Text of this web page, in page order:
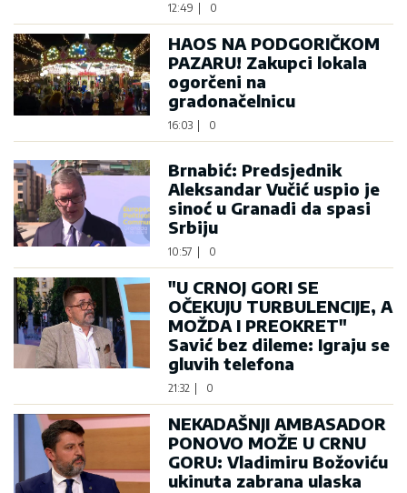
12:49 0
HAOS NA PODGORIČKOM
PAZARU! Zakupci lokala
ogorčeni na
gradonačelnicu
16:03 0
Brnabić: Predsjednik
Aleksandar Vučić uspio je
sinoć u Granadi da spasi
Srbiju
10:57 0
"U CRNOJ GORI SE
OČEKUJU TURBULENCIJE, A
MOŽDA I PREOKRET"
Savić bez dileme: Igraju se
gluvih telefona
21:32 0
NEKADAŠNJI AMBASADOR
PONOVO MOŽE U CRNU
GORU: Vladimiru Božoviću
ukinuta zabrana ulaska